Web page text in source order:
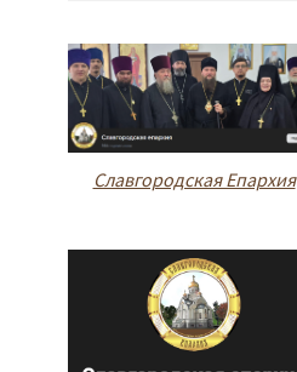
Славгородская Епархия